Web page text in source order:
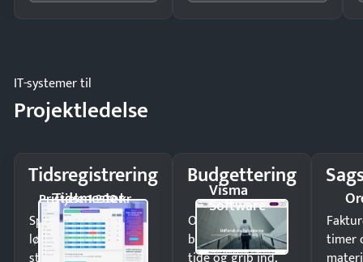
IT-systemer til
Projektledelse
Tidsregistrering
Tidsmester
Pristjek: 1.200 kr
Spar tid på
lønberegning og få
Budgettering
Visma
Software
Opdag
budgetafvigelser i
timer